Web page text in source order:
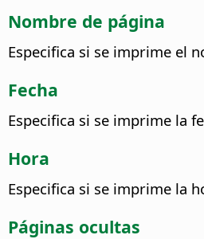
Nombre de página
Especifica si se imprime el
Fecha
Especifica si se imprime la
Hora
Especifica si se imprime la
Páginas ocultas